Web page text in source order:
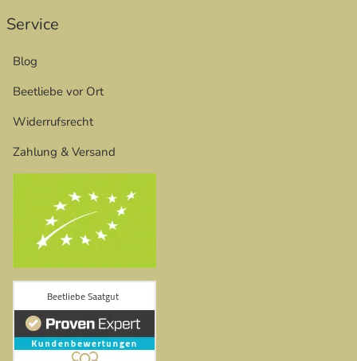
Service
Blog
Beetliebe vor Ort
Widerrufsrecht
Zahlung & Versand